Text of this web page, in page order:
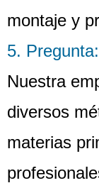
montaje y
5.
Nuestra
diversos
materias